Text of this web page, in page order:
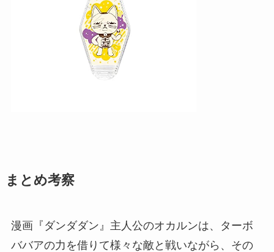
まとめ考察
漫画『ダンダダン』主人公のオカルンは、ターボ
ババアの力を借りて様々な敵と戦いながら、その